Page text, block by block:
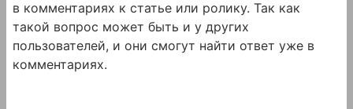
в комментариях к статье или ролику. Так как
такой вопрос может быть и у других
пользователей, и они смогут найти ответ уже в
комментариях.